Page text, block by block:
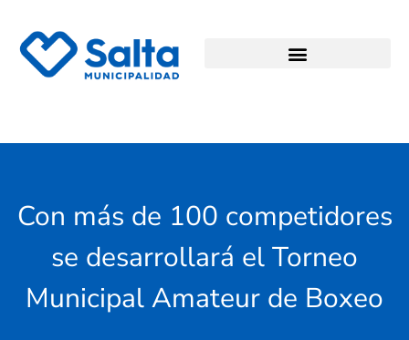
Con más de 100 competidores
se desarrollará el Torneo
Municipal Amateur de Boxeo